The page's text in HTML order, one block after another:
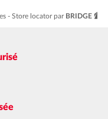
Store locator par BRIDGE